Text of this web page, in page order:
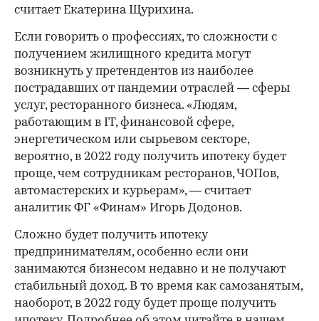
считает Екатерина Щурихина.
Если говорить о профессиях, то сложности с
получением жилищного кредита могут
возникнуть у претендентов из наиболее
пострадавших от пандемии отраслей — сферы
услуг, ресторанного бизнеса. «Людям,
работающим в IT, финансовой сфере,
энергетическом или сырьевом секторе,
вероятно, в 2022 году получить ипотеку будет
проще, чем сотрудникам ресторанов, ЧОПов,
автомастерских и курьерам», — считает
аналитик ФГ «Финам» Игорь Додонов.
Сложно будет получить ипотеку
предпринимателям, особенно если они
занимаются бизнесом недавно и не получают
стабильный доход. В то время как самозанятым,
наоборот, в 2022 году будет проще получить